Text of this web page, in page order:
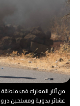
من آثار المعارك في منطقة
عشائر بدوية ومسلحين